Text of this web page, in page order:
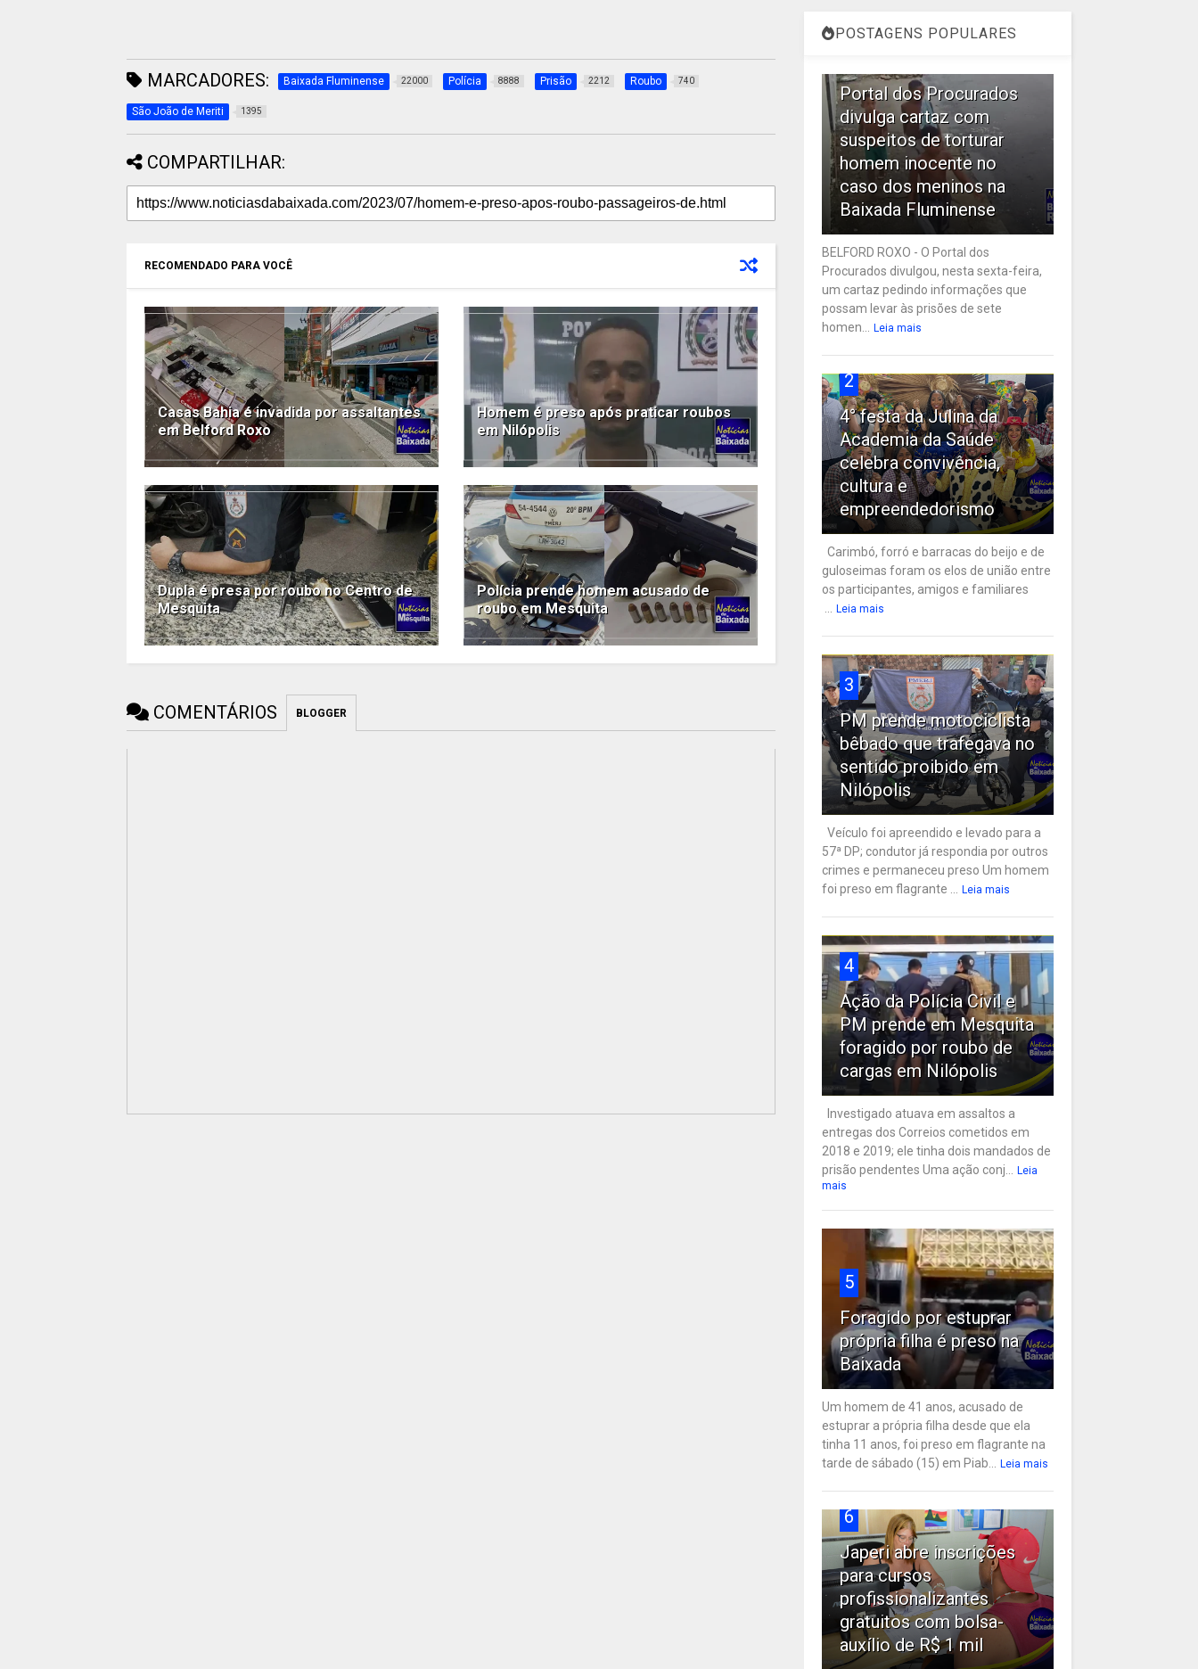
MARCADORES: Baixada Fluminense 22000 Polícia 8888 Prisão 2212 Roubo 740
São João de Meriti 1395
COMPARTILHAR:
RECOMENDADO PARA VOCÊ
Casas Bahia é invadida por assaltantes
em Belford Roxo
Homem é preso após praticar roubos
em Nilópolis
Dupla é presa por roubo no Centro de
Mesquita
Polícia prende homem acusado de
roubo em Mesquita
COMENTÁRIOS BLOGGER
POSTAGENS POPULARES
Portal dos Procurados
divulga cartaz com
suspeitos de torturar
homem inocente no
caso dos meninos na
Baixada Fluminense
BELFORD ROXO - O Portal dos
Procurados divulgou, nesta sexta-feira,
um cartaz pedindo informações que
possam levar às prisões de sete
homen... Leia mais
2
4° festa da Julina da
Academia da Saúde
celebra convivência,
cultura e
empreendedorismo
Carimbó, forró e barracas do beijo e de
guloseimas foram os elos de união entre
os participantes, amigos e familiares
... Leia mais
3
PM prende motociclista
bêbado que trafegava no
sentido proibido em
Nilópolis
Veículo foi apreendido e levado para a
57ª DP; condutor já respondia por outros
crimes e permaneceu preso Um homem
foi preso em flagrante ... Leia mais
4
Ação da Polícia Civil e
PM prende em Mesquita
foragido por roubo de
cargas em Nilópolis
Investigado atuava em assaltos a
entregas dos Correios cometidos em
2018 e 2019; ele tinha dois mandados de
prisão pendentes Uma ação conj... Leia
mais
5
Foragido por estuprar
própria filha é preso na
Baixada
Um homem de 41 anos, acusado de
estuprar a própria filha desde que ela
tinha 11 anos, foi preso em flagrante na
tarde de sábado (15) em Piab... Leia mais
6
Japeri abre inscrições
para cursos
profissionalizantes
gratuitos com bolsa-
auxílio de R$ 1 mil